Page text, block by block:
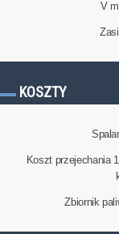
V
KOSZTY
Koszt przejechania
Zbiornik